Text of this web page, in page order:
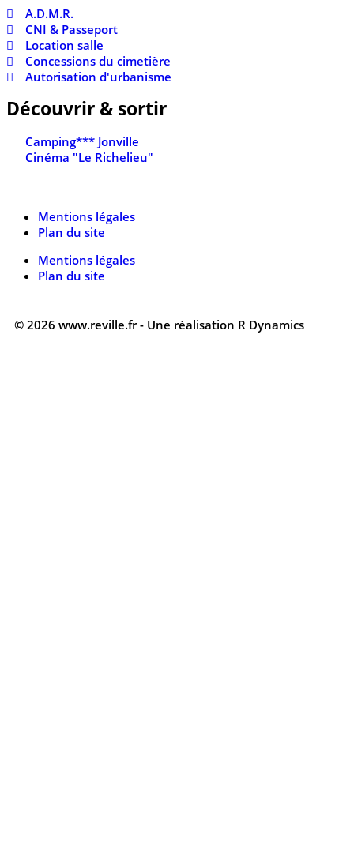
A.D.M.R.
CNI & Passeport
Location salle
Concessions du cimetière
Autorisation d'urbanisme
Découvrir & sortir
Camping*** Jonville
Cinéma "Le Richelieu"
Mentions légales
Plan du site
Mentions légales
Plan du site
© 2026 www.reville.fr - Une réalisation R Dynamics